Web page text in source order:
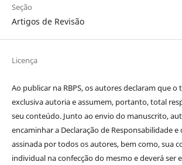
Seção
Artigos de Revisão
Licença
Ao publicar na RBPS, os autores declaram que o
exclusiva autoria e assumem, portanto, total
seu conteúdo. Junto ao envio do manuscrito,
encaminhar a Declaração de Responsabilidade
assinada por todos os autores, bem como, sua
individual na confecção do mesmo e deverá ser